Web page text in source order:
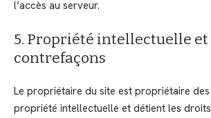
l’accès au serveur.
5. Propriété intellectuelle et
contrefaçons
Le propriétaire du site est propriétaire
propriété intellectuelle et détient les droits